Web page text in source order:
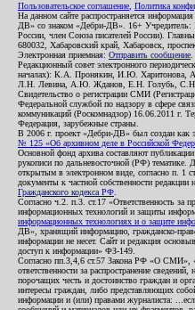
Пользовательское соглашение Политика
На данном сайте распространяется
ДВ» со знаком «Дебри-ДВ». 16+
России, член Союза писателей России).
680032, Хабаровский край, Хабаровск,
Электронная приемная: Отправить сообщение
Редакционный совет электронного
началах): К.А. Пронякин, И.Ю.
Л.Н. Левина, А.Ю. Жданов, Е.Н. Голубь,
Свидетельство о регистрации СМИ
Федеральной службой по надзору в сфере
коммуникаций (Роскомнадзор) 16.06.2011 г.
Федерация, зарубежные страны.
В 2006 г. проект «Дебри-ДВ» был создан как
№ 125 «Об архивном деле в Российской
Основной фонд архива составляют
рукописи по дальневосточной (РФ) тематике.
открытым в электронном виде, согласно п. 1
документы к частной собственности редакции
Гражданского кодекса РФ
Согласно ч.2. п.3. ст.17 «Ответственность за
информационных технологий и защиты
информационных технологиях и о защите
ДВ», хранящий информацию, гражданско-
информации не несет. Сайт и редакция
доступ к информации» ФЗ-149.
Согласно пп.3,4,6 ст.57 Закона РФ «О СМИ»,
ответственности за распространение
порочащих честь и достоинство граждан и
интересы граждан, либо представляющих
информации и (или) правами журналиста: